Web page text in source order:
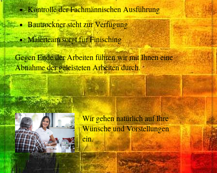
Kontrolle der Fachmännischen Ausführung
Bautrockner steht zur Verfügung
Malerteam sorgt für Finisching
Gegen Ende der Arbeiten führen wir mit Ihnen eine
Abnahme der geleisteten Arbeiten durch.
Wir gehen natürlich auf Ihre
Wünsche und Vorstellungen
ein.